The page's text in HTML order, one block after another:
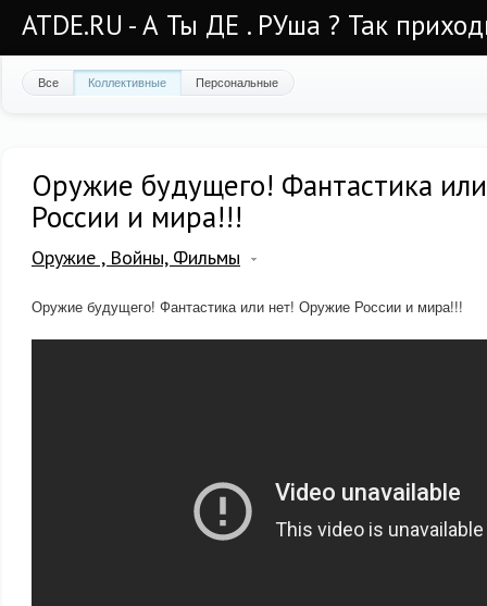
ATDE.RU - А Ты ДЕ . РУша ? Так
Все Коллективные Персональные
Оружие будущего! Фантастика
России и мира!!!
Оружие , Войны, Фильмы
Оружие будущего! Фантастика или нет! Оружие России и мира!!!